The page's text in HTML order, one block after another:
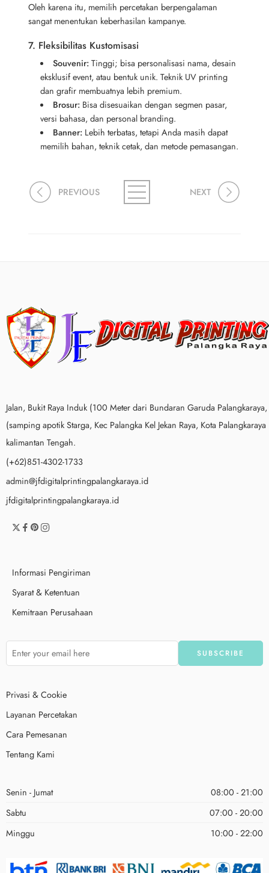
Oleh karena itu, memilih percetakan berpengalaman
sangat menentukan keberhasilan kampanye.
7. Fleksibilitas Kustomisasi
Souvenir:Tinggi; bisa personalisasi nama, desain
eksklusif event, atau bentuk unik. Teknik UV printing
dan grafir membuatnya lebih premium.
Brosur:Bisa disesuaikan dengan segmen pasar,
versi bahasa, dan personal branding.
Banner:Lebih terbatas, tetapi Anda masih dapat
memilih bahan, teknik cetak, dan metode pemasangan.
PREVIOUS NEXT
Jalan, Bukit Raya Induk (100 Meter dari Bundaran Garuda Palangkaraya,
(samping apotik Starga, Kec Palangka Kel Jekan Raya, Kota Palangkaraya
kalimantan Tengah.
(+62)851-4302-1733
admin@jfdigitalprintingpalangkaraya.id
jfdigitalprintingpalangkaraya.id
Informasi Pengiriman
Syarat & Ketentuan
Kemitraan Perusahaan
Privasi & Cookie
Layanan Percetakan
Cara Pemesanan
Tentang Kami
Senin - Jumat
08:00 - 21:00
Sabtu
07:00 - 20:00
Minggu
10:00 - 22:00